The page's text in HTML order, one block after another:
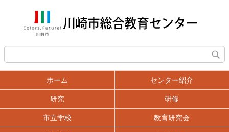
ホーム センター紹介
研究 研修
市立学校 教育研究会